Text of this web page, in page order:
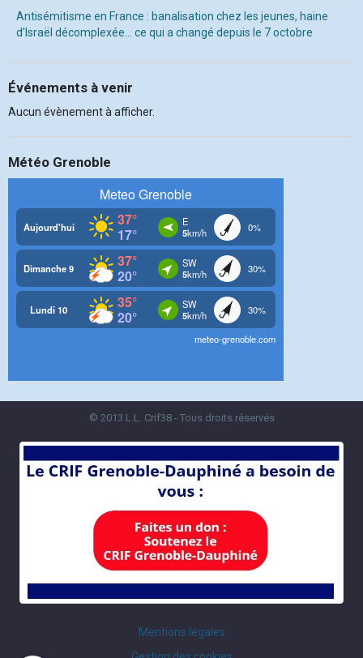
Antisémitisme en France : banalisation chez les jeunes, haine
d’Israël décomplexée… ce qui a changé depuis le 7 octobre
Événements à venir
Aucun évènement à afficher.
Météo Grenoble
© 2013 L.L. Crif38 - Tous droits réservés
Mentions légales